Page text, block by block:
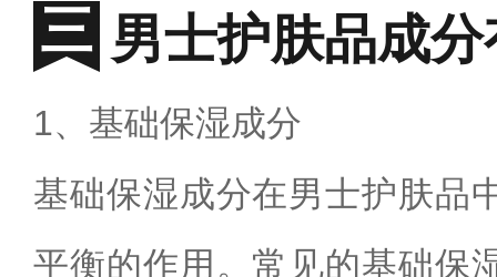
男士护肤品成
1、基础保湿成分
基础保湿成分在男士护肤品
平衡的作用。常见的基础保